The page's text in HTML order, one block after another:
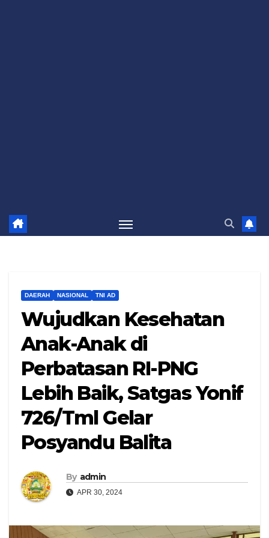
DAERAH NASIONAL TNI AD
Wujudkan Kesehatan
Anak-Anak di
Perbatasan RI-PNG
Lebih Baik, Satgas Yonif
726/Tml Gelar
Posyandu Balita
By admin
APR 30, 2024